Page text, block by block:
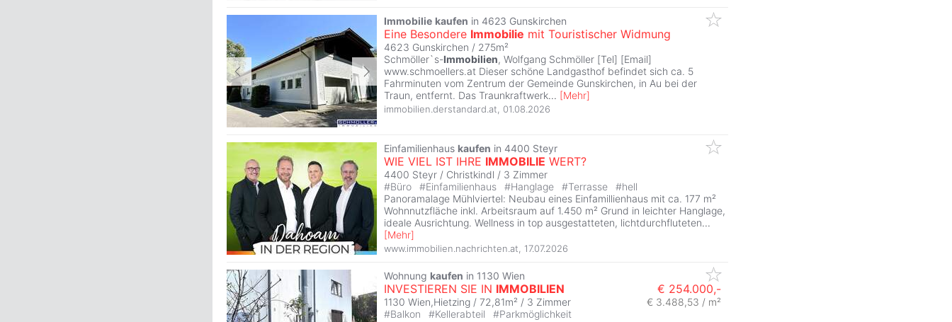
Immobilie kaufen in 4623 Gunskirchen
Eine Besondere Immobilie mit Touristischer Widmung
4623 Gunskirchen / 275m²
Schmöller`s-Immobilien, Wolfgang Schmöller [Tel] [Email]
www.schmoellers.at Dieser schöne Landgasthof befindet sich ca. 5
Fahrminuten vom Zentrum der Gemeinde Gunskirchen, in Au bei der
Traun, entfernt. Das Traunkraftwerk... [Mehr]
immobilien.derstandard.at 01.08.2026
Einfamilienhaus kaufen in 4400 Steyr
WIE VIEL IST IHRE IMMOBILIE WERT?
4400 Steyr / Christkindl / 3 Zimmer
#Büro #Einfamilienhaus #Hanglage #Terrasse #hell
Panoramalage Mühlviertel: Neubau eines Einfamillienhaus mit ca. 177 m²
Wohnnutzfläche inkl. Arbeitsraum auf 1.450 m² Grund in leichter Hanglage,
ideale Ausrichtung. Wellness in top ausgestatteten, lichtdurchfluteten...
[Mehr]
www.immobilien.nachrichten.at 17.07.2026
Wohnung kaufen in 1130 Wien
INVESTIEREN SIE IN IMMOBILIEN € 254.000,-
1130 Wien,Hietzing / 72,81m² / 3 Zimmer
€ 3.488,53 / m²
#Balkon #Kellerabteil #Parkmöglichkeit